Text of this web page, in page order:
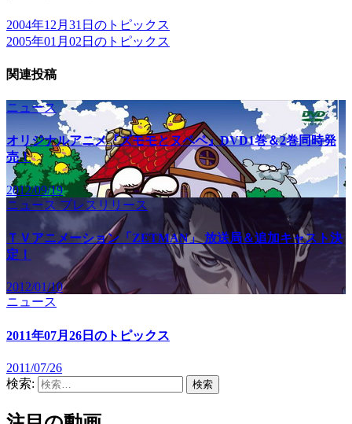
2004年12月31日のトピックス
2005年01月02日のトピックス
関連投稿
ニュース
オリジナルアニメ『ズモモとヌペペ』DVD1巻＆2巻同時発
売！
2012/09/19
ニュース プレスリリース
ＴＶアニメーション「ZETMAN」 放送局＆追加キャスト決
定！
2012/01/10
ニュース
2011年07月26日のトピックス
2011/07/26
検索: